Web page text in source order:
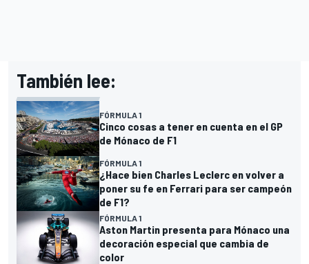
También lee:
FÓRMULA 1
Cinco cosas a tener en cuenta en el GP
de Mónaco de F1
FÓRMULA 1
¿Hace bien Charles Leclerc en volver a
poner su fe en Ferrari para ser campeón
de F1?
FÓRMULA 1
Aston Martin presenta para Mónaco una
decoración especial que cambia de
color